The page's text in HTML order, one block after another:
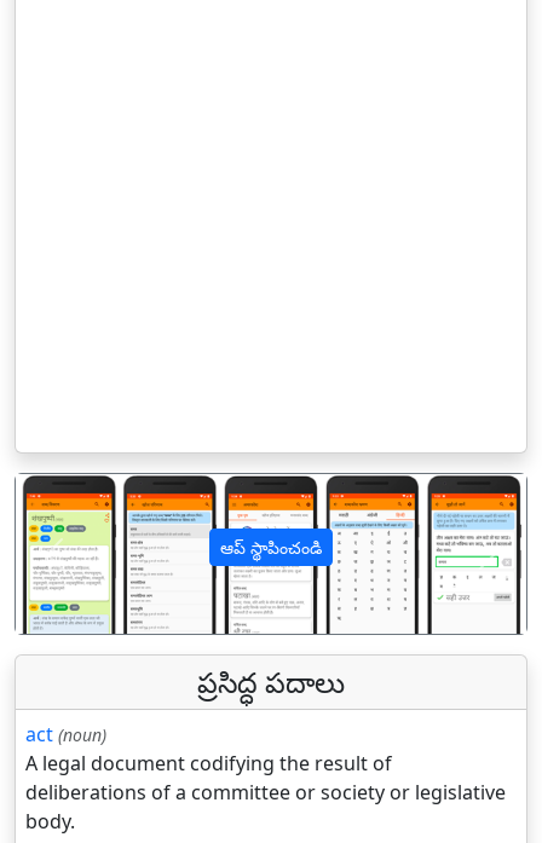
ఆప్ స్థాపించండి
पिछला
ప్రసిద్ధ పదాలు
act (noun)
A legal document codifying the result of
deliberations of a committee or society or legislative
body.